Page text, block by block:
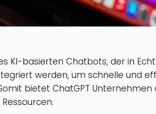
KI-basierten Chatbots, der in
werden, um schnelle und
bietet ChatGPT Unternehmen